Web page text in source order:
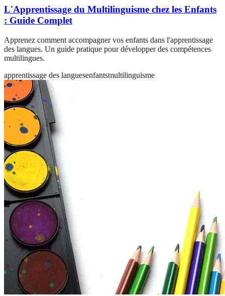
L'Apprentissage du Multilinguisme chez les Enfants
: Guide Complet
Apprenez comment accompagner vos enfants dans l'apprentissage
des langues. Un guide pratique pour développer des compétences
multilingues.
apprentissage des languesenfantsmultilinguisme